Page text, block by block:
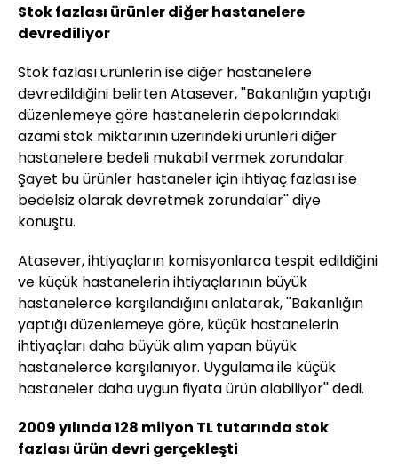
Stok fazlası ürünler diğer hastanelere
devrediliyor
Stok fazlası ürünlerin ise diğer hastanelere
devredildiğini belirten Atasever, ''Bakanlığın yaptığı
düzenlemeye göre hastanelerin depolarındaki
azami stok miktarının üzerindeki ürünleri diğer
hastanelere bedeli mukabil vermek zorundalar.
Şayet bu ürünler hastaneler için ihtiyaç fazlası ise
bedelsiz olarak devretmek zorundalar'' diye
konuştu.
Atasever, ihtiyaçların komisyonlarca tespit edildiğini
ve küçük hastanelerin ihtiyaçlarının büyük
hastanelerce karşılandığını anlatarak, ''Bakanlığın
yaptığı düzenlemeye göre, küçük hastanelerin
ihtiyaçları daha büyük alım yapan büyük
hastanelerce karşılanıyor. Uygulama ile küçük
hastaneler daha uygun fiyata ürün alabiliyor'' dedi.
2009 yılında 128 milyon TL tutarında stok
fazlası ürün devri gerçekleşti